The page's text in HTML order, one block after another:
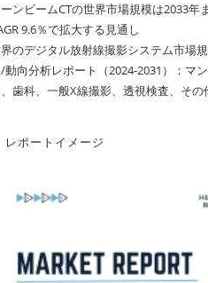
ンビームCTの世界市場規模は2033年
9.6％で拡大する見通し
のデジタル放射線撮影システム市場
動向分析レポート（2024-2031）：マ
、歯科、一般X線撮影、透視検査、その
レポートイメージ